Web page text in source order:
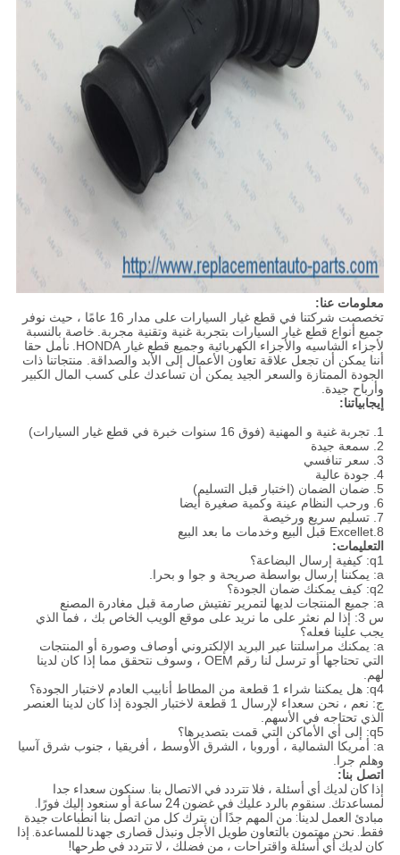
معلومات عنا:
تخصصت شركتنا في قطع غيار السيارات على مدار 16 عامًا ، حيث نوفر
جميع أنواع قطع غيار السيارات بتجربة غنية وتقنية مجربة. خاصة بالنسبة
لأجزاء الشاسيه والأجزاء الكهربائية وجميع قطع غيار HONDA.
نأمل حقا
أننا يمكن أن تجعل علاقة تعاون الأعمال إلى الأبد والصداقة. منتجاتنا ذات
الجودة الممتازة والسعر الجيد يمكن أن تساعدك على كسب المال الكبير
وأرباح جيدة.
إيجابياتنا:
1. تجربة غنية و المهنية (فوق 16 سنوات خبرة في قطع غيار السيارات)
2. سمعة جيدة
3. سعر تنافسي
4. جودة عالية
5. ضمان الضمان (اختبار قبل التسليم)
6. ورحب النظام عينة وكمية صغيرة أيضا
7. تسليم سريع ورخيصة
8.Excellet قبل البيع وخدمات ما بعد البيع
التعليمات:
q1: كيفية إرسال البضاعة؟
a: يمكننا إرسال بواسطة صريحة و جوا و بحرا.
q2: كيف يمكنك ضمان الجودة؟
a: جميع المنتجات لديها لتمرير تفتيش صارمة قبل مغادرة المصنع
س 3: إذا لم نعثر على ما نريد على موقع الويب الخاص بك ، فما الذي
يجب علينا فعله؟
a: يمكنك مراسلتنا عبر البريد الإلكتروني أوصاف وصورة أو المنتجات
التي تحتاجها أو ترسل لنا رقم OEM ، وسوف نتحقق مما إذا كان لدينا
لهم.
q4: هل يمكننا شراء 1 قطعة من المطاط أنابيب العادم لاختبار الجودة؟
ج: نعم ، نحن سعداء لإرسال 1 قطعة لاختبار الجودة إذا كان لدينا العنصر
الذي تحتاجه في الأسهم.
q5: إلى أي الأماكن التي قمت بتصديرها؟
a: أمريكا الشمالية ، أوروبا ، الشرق الأوسط ، أفريقيا ، جنوب شرق آسيا
وهلم جرا.
اتصل بنا:
إذا كان لديك أي أسئلة ، فلا تتردد في الاتصال بنا. سنكون سعداء جدا
لمساعدتك.
سنقوم بالرد عليك في غضون 24 ساعة أو سنعود إليك فورًا.
مبادئ العمل لدينا: من المهم جدًا أن يترك كل من اتصل بنا انطباعات جيدة
فقط. نحن مهتمون بالتعاون طويل الأجل ونبذل قصارى جهدنا للمساعدة. إذا
كان لديك أي أسئلة واقتراحات ، من فضلك ، لا تتردد في طرحها!